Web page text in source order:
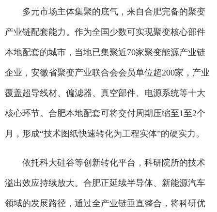
多元市场主体集聚的底气，来自合肥完备的聚变
产业链配套能力。作为全国少数可实现聚变核心部件
本地配套的城市，当地已集聚近70家聚变能源产业链
企业，安徽省聚变产业联合会会员单位超200家，产业
覆盖超导线材、偏滤器、真空部件、电源系统等十大
核心环节。合肥本地配套可将交付周期压缩至1至2个
月，形成“技术图纸快速转化为工程实体”的硬实力。
依托科大硅谷等创新转化平台，科研院所的技术
溢出效应持续放大。合肥正延续半导体、新能源汽车
领域的发展路径，通过全产业链垂直整合，将科研优